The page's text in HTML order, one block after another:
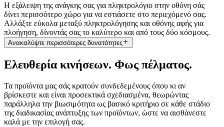
Η εξάλειψη της ανάγκης σας για πληκτρολόγιο στην οθόνη σάς
δίνει περισσότερο χώρο για να εστιάσετε στο περιεχόμενό σας.
Αλλάξτε εύκολα μεταξύ πληκτρολόγησης και οθόνης αφής για
πλοήγηση, δίνοντάς σας το καλύτερο και από τους δύο κόσμους.
Ανακαλύψτε περισσότερες δυνατότητες
Ελευθερία κινήσεων. Φως πέλματος.
Τα προϊόντα μας σάς κρατούν συνδεδεμένους όπου κι αν
βρίσκεστε και είναι προσεκτικά σχεδιασμένα, θεωρώντας
παράλληλα την βιωσιμότητα ως βασικό κριτήριο σε κάθε στάδιο
της διαδικασίας ανάπτυξης των προϊόντων, ώστε να αισθάνεστε
καλά με την επιλογή σας.